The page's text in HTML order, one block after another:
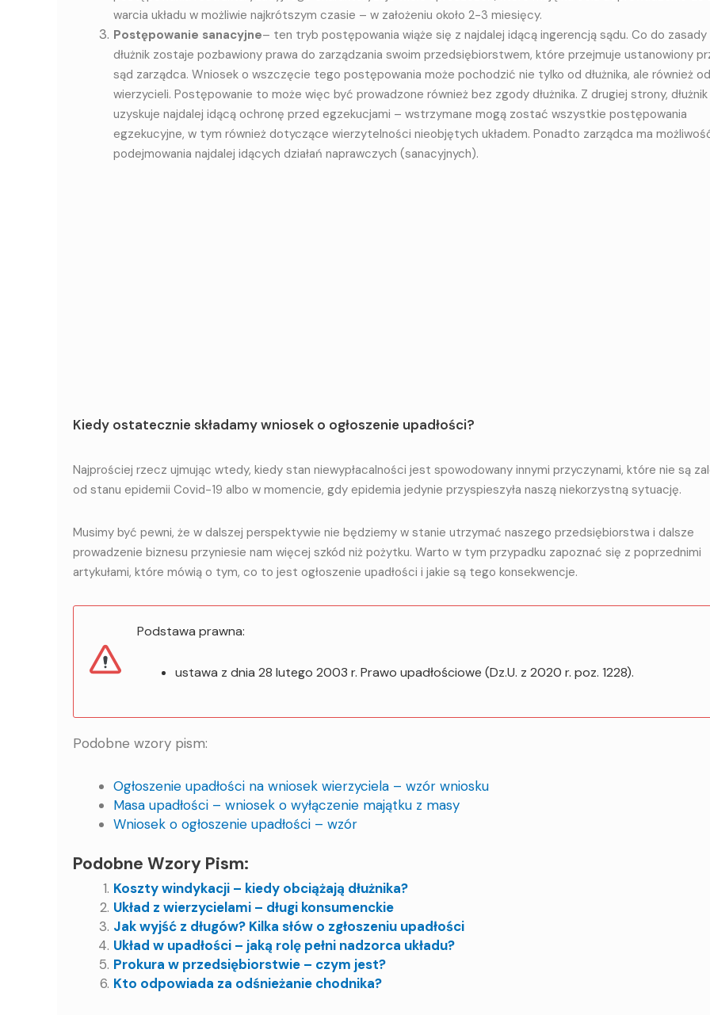
war­cia ukła­du w moż­li­wie naj­krót­szym cza­sie – w za­ło­że­niu oko­ło 2-3 mie­się­cy.
Postępowanie sanacyjne– ten tryb postępowania wiąże się z najdalej idącą ingerencją sądu. Co do zasady
dłużnik zostaje pozbawiony prawa do zarządzania swoim przedsiębiorstwem, które przejmuje ustanowiony
sąd zarządca. Wniosek o wszczęcie tego postępowania może pochodzić nie tylko od dłużnika, ale również
wierzycieli. Postępowanie to może więc być prowadzone również bez zgody dłużnika. Z drugiej strony, dłużnik
uzyskuje najdalej idącą ochronę przed egzekucjami – wstrzymane mogą zostać wszystkie postępowania
egzekucyjne, w tym również dotyczące wierzytelności nieobjętych układem. Ponadto zarządca ma
podejmowania najdalej idących działań naprawczych (sanacyjnych).
Kiedy ostatecznie składamy wniosek o ogłoszenie upadłości?
Najprościej rzecz ujmując wtedy, kiedy stan niewypłacalności jest spowodowany innymi przyczynami, które nie są
od stanu epidemii Covid-19 albo w momencie, gdy epidemia jedynie przyspieszyła naszą niekorzystną sytuację.
Musimy być pewni, że w dalszej perspektywie nie będziemy w stanie utrzymać naszego przedsiębiorstwa i dalsze
prowadzenie biznesu przyniesie nam więcej szkód niż pożytku. Warto w tym przypadku zapoznać się z poprzednimi
artykułami, które mówią o tym, co to jest ogłoszenie upadłości i jakie są tego konsekwencje.
Podstawa prawna:
ustawa z dnia 28 lutego 2003 r. Prawo upadłościowe (Dz.U. z 2020 r. poz. 1228).
Podobne wzory pism:
Ogłoszenie upadłości na wniosek wierzyciela – wzór wniosku
Masa upadłości – wniosek o wyłączenie majątku z masy
Wniosek o ogłoszenie upadłości – wzór
Podobne Wzory Pism:
Koszty windykacji – kiedy obciążają dłużnika?
Układ z wierzycielami – długi konsumenckie
Jak wyjść z długów? Kilka słów o zgłoszeniu upadłości
Układ w upadłości – jaką rolę pełni nadzorca układu?
Prokura w przedsiębiorstwie – czym jest?
Kto odpowiada za odśnieżanie chodnika?